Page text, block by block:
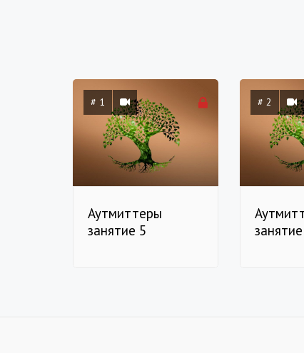
# 1
Аутмиттеры
занятие 5
# 2